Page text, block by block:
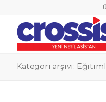
Kategori arşivi: